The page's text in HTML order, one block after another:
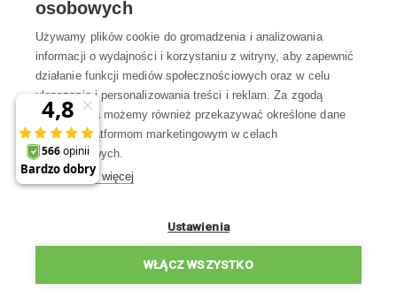
Wszystko o zakupach
Kontakt
Skontaktuj się z Nami
Pon-Pt 8:00—17:00
WSZYSTKIE KONTAKTY
osobowych
Używamy plików cookie do gromadzenia i analizowania
informacji o wydajności i korzystaniu z witryny, aby zapewnić
działanie funkcji mediów społecznościowych oraz w celu
ulepszania i personalizowania treści i reklam. Za zgodą
użytkownika możemy również przekazywać określone dane
osobowe platformom marketingowym w celach
marketingowych.
Dowiedz się więcej
Ustawienia
WŁĄCZ WSZYSTKO